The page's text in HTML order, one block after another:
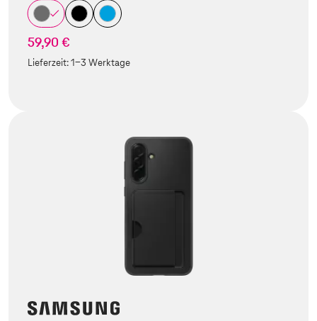
59,90 €
Lieferzeit:1-3 Werktage